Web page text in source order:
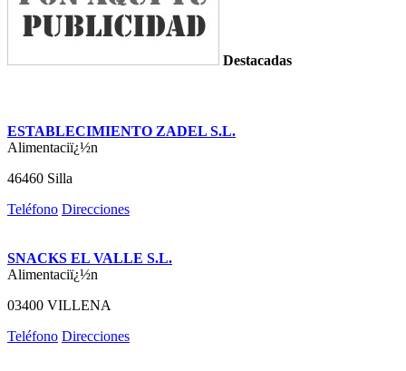
Destacadas
ESTABLECIMIENTO ZADEL S.L.
Alimentaciï¿½n
46460 Silla
Teléfono Direcciones
SNACKS EL VALLE S.L.
Alimentaciï¿½n
03400 VILLENA
Teléfono Direcciones